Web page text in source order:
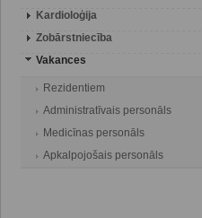
Kardioloģija
Zobārstniecība
Vakances
Rezidentiem
Administratīvais personāls
Medicīnas personāls
Apkalpojošais personāls